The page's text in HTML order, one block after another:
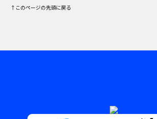
↑このページの先頭に戻る